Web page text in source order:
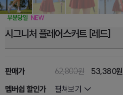
시그니처 플레어스커트 [레드]
판매가 62,800원 53,380원
멤버쉽 할인가
펼쳐보기